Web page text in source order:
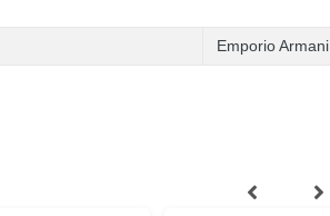
Emporio Armani